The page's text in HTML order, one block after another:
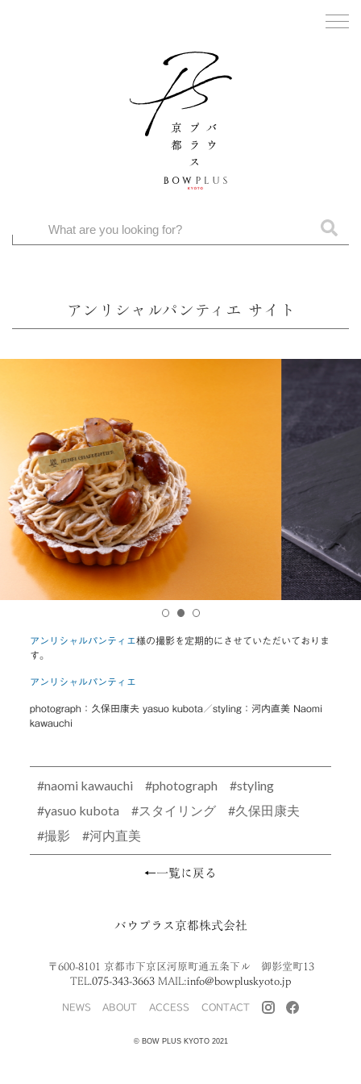
アンリシャルパンティエ サイト
アンリシャルパンティエ様の撮影を定期的にさせていただいておりま
す。
アンリシャルパンティエ
photograph：久保田康夫 yasuo kubota／styling：河内直美 Naomi
kawauchi
naomi kawauchi photograph
styling
yasuo kubota
スタイリング
久保田康夫
撮影
河内直美
←一覧に戻る
バウプラス京都株式会社
〒600-8101 京都市下京区河原町通五条下ル 御影堂町13
TEL.075-343-3663 MAIL:info@bowpluskyoto.jp
NEWS ABOUT ACCESS CONTACT
© BOW PLUS KYOTO 2021